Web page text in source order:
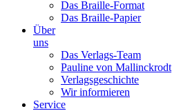
Das Braille-Format
Das Braille-Papier
Über
uns
Das Verlags-Team
Pauline von Mallinckrodt
Verlagsgeschichte
Wir informieren
Service